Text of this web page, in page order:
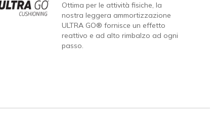
Ottima per le attività fisiche, la
nostra leggera ammortizzazione
ULTRA GO® fornisce un effetto
reattivo e ad alto rimbalzo ad ogni
passo.